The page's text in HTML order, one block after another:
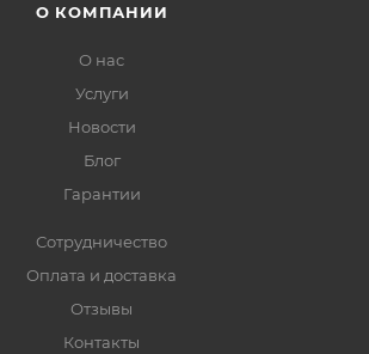
О КОМПАНИИ
О нас
Услуги
Новости
Блог
Гарантии
Сотрудничество
Оплата и доставка
Отзывы
Контакты